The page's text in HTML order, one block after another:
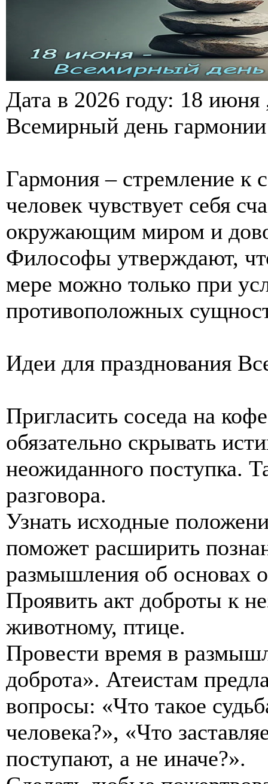
Дата в 2026 году: 18 июня
Всемирный день
Гармония – стремление к
человек чувствует себя
окружающим миром и
Философы утверждают,
мере можно только при
противоположных
Идеи для празднования
Пригласить соседа на
обязательно скрывать
неожиданного поступка.
разговора.
Узнать исходные
поможет расширить
размышления об основах
Проявить акт доброты к
животному, птице.
Провести время в
доброта». Атеистам
вопросы: «Что такое
человека?», «Что
поступают, а не иначе?».